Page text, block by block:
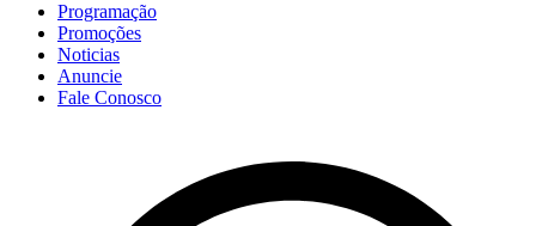
Programação
Promoções
Noticias
Anuncie
Fale Conosco